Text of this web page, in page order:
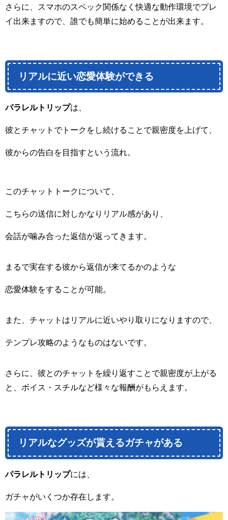
さらに、スマホのスペック関係なく快適な動作環境でプレ
イ出来ますので、誰でも簡単に始めることが出来ます。
リアルに近い恋愛体験ができる
パラレルトリップは、
彼とチャットでトークをし続けることで親密度を上げて、
彼からの告白を目指すという流れ。
このチャットトークについて、
こちらの送信に対しかなりリアル感があり、
会話が噛み合った返信が返ってきます。
まるで実在する彼から返信が来てるかのような
恋愛体験をすることが可能。
また、チャットはリアルに近いやり取りになりますので、
テンプレ攻略のようなものはないです。
さらに、彼とのチャットを繰り返すことで親密度が上がる
と、ボイス・スチルなど様々な報酬がもらえます。
リアルなグッズが貰えるガチャがある
パラレルトリップには、
ガチャがいくつか存在します。